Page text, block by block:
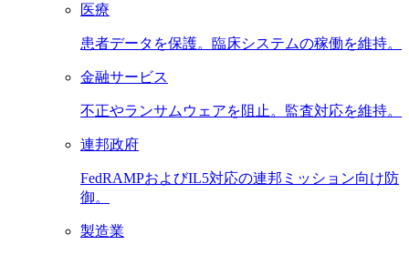
医療
患者データを保護。臨床システムの稼働を維持。
金融サービス
不正やランサムウェアを阻止。監査対応を維持。
連邦政府
FedRAMPおよびIL5対応の連邦ミッション向け防
御。
製造業